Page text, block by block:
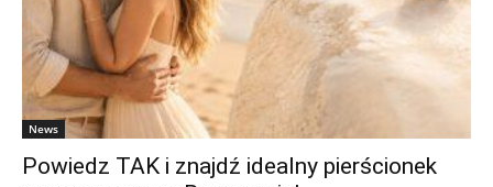
News
Powiedz TAK i znajdź idealny pierścionek